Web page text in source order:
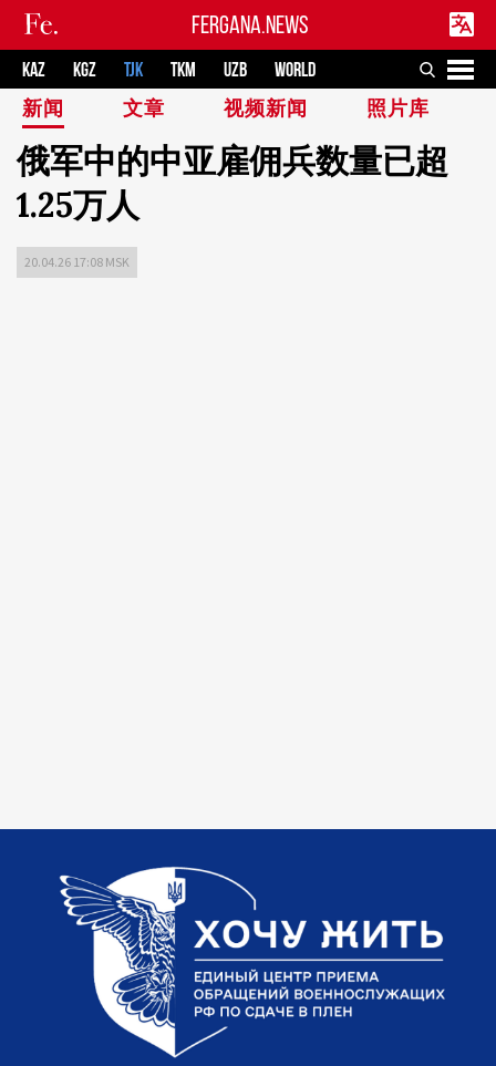
FERGANA.NEWS
KAZ KGZ TJK TKM UZB
WORLD
新闻
文章 视频新闻 照片库
俄军中的中亚雇佣兵数量已超
1.25万人
20.04.26 17:08 MSK